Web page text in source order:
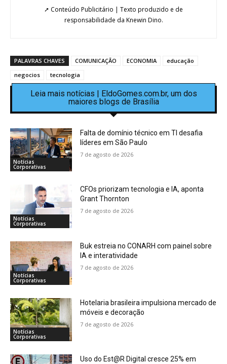
➚ Conteúdo Publicitário | Texto produzido e de
responsabilidade da Knewin Dino.
PALAVRAS CHAVES COMUNICAÇÃO ECONOMIA
educação
negocios
tecnologia
Leia mais notícias | EldoGomes.com.br, um dos
maiores blogs de Brasília
Notícias
Corporativas
Falta de domínio técnico em TI desafia
líderes em São Paulo
7 de agosto de 2026
Notícias
Corporativas
CFOs priorizam tecnologia e IA, aponta
Grant Thornton
7 de agosto de 2026
Notícias
Corporativas
Buk estreia no CONARH com painel sobre
IA e interatividade
7 de agosto de 2026
Notícias
Corporativas
Hotelaria brasileira impulsiona mercado de
móveis e decoração
7 de agosto de 2026
Uso do Est@R Digital cresce 25% em